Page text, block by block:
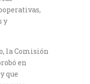
y
la Comisión
en
que